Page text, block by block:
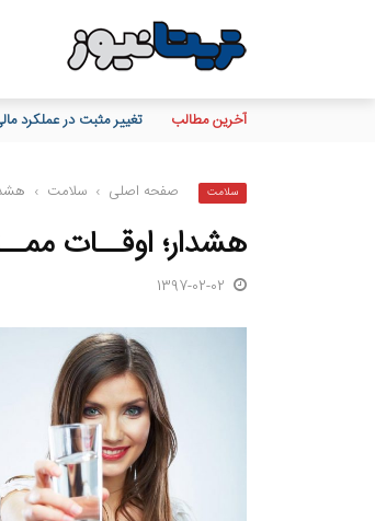
آخرین مطالب تغییر مثبت در عملکرد مالی
سلامت صفحه اصلی › سلامت ›
هشدار؛ اوقــات
1397-02-02